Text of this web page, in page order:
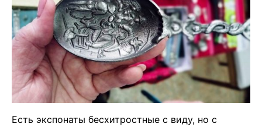
Есть экспонаты бесхитростные с виду, но с